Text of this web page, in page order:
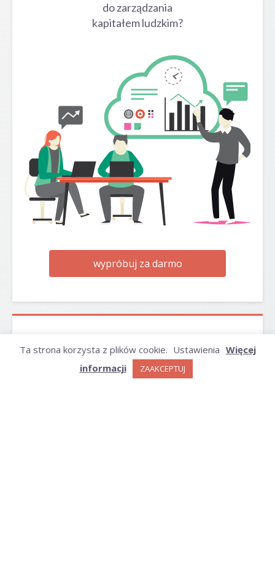
do zarządzania
kapitałem ludzkim?
wypróbuj za darmo
Ta strona korzysta z plików cookie. Ustawienia Więcej
informacji
ZAAKCEPTUJ